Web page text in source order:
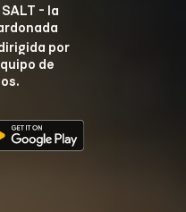
- la
por
de